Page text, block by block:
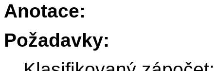
Anotace:
Požadavky: